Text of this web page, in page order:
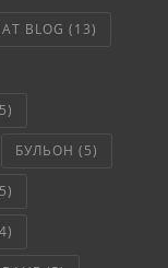
BLOG (13)
БУЛЬОН (5)